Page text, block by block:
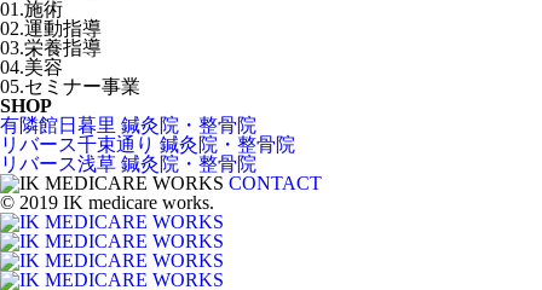
01.施術
02.運動指導
03.栄養指導
04.美容
05.セミナー事業
SHOP
有隣館日暮里 鍼灸院・整骨院
リバース千束通り 鍼灸院・整骨院
リバース浅草 鍼灸院・整骨院
CONTACT
© 2019 IK medicare works.